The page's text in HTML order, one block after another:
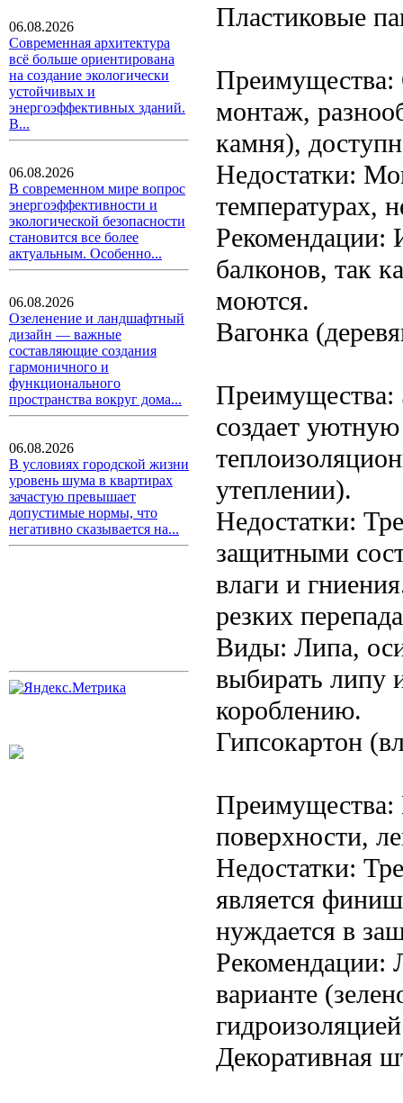
06.08.2026
Современная архитектура
всё больше ориентирована
на создание экологически
устойчивых и
энергоэффективных зданий.
В...
06.08.2026
В современном мире вопрос
энергоэффективности и
экологической безопасности
становится все более
актуальным. Особенно...
06.08.2026
Озеленение и ландшафтный
дизайн — важные
составляющие создания
гармоничного и
функционального
пространства вокруг дома...
06.08.2026
В условиях городской жизни
уровень шума в квартирах
зачастую превышает
допустимые нормы, что
негативно сказывается на...
Пластиковые
Преимущества:
монтаж,
камня),
Недостатки:
температурах,
Рекомендации:
балконов, так
моются.
Вагонка
Преимущества:
создает
утеплении).
Недостатки:
защитными
влаги и
резких
Виды: Липа,
выбирать липу
короблению.
Гипсокартон
Преимущества:
поверхности,
Недостатки:
является
нуждается в
Рекомендации:
варианте
Декоративная